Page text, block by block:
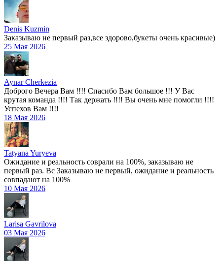
Denis Kuzmin
Заказываю не первый раз,все здорово,букеты очень красивые)
25 Мая 2026
Aynar Cherkezia
Доброго Вечера Вам !!!! Спасибо Вам большое !!! У Вас
крутая команда !!!! Так держать !!!! Вы очень мне помогли !!!!
Успехов Вам !!!!
18 Мая 2026
Tatyana Yuryeva
Ожидание и реальность соврали на 100%, заказываю не
первый раз. Вс Заказываю не первый, ожидание и реальность
совпадают на 100%
10 Мая 2026
Larisa Gavrilova
03 Мая 2026